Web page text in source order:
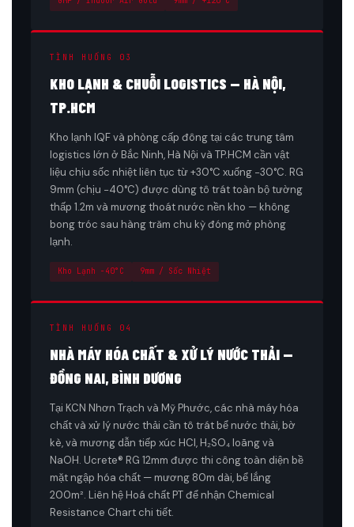
TÌNH HUỐNG 03
KHO LẠNH & CHUỖI LOGISTICS — HÀ NỘI,
TP.HCM
Kho lạnh IQF và phòng cấp đông tại các trung tâm
logistics lớn ở Bắc Ninh, Hà Nội và TP.HCM cần vật
liệu chịu sốc nhiệt liên tục từ +30°C xuống −30°C. RG
9mm (chịu −40°C) được dùng tô trát toàn bộ tường
thấp 1.2m và mương thoát nước nền kho — không
bong tróc sau hàng trăm chu kỳ đóng mở phòng
lạnh.
Kho Lạnh −40°C 9mm / Sốc Nhiệt
TÌNH HUỐNG 04
NHÀ MÁY HÓA CHẤT & XỬ LÝ NƯỚC THẢI —
ĐỒNG NAI, BÌNH DƯƠNG
Tại KCN Nhơn Trạch và Mỹ Phước, các nhà máy hóa
chất và xử lý nước thải cần tô trát bể nước thải, bờ
kè, và mương dẫn tiếp xúc HCl, H₂SO₄ loãng và
NaOH. Ucrete® RG 12mm được thi công toàn diện bề
mặt ngập hóa chất — mương 80m dài, bể lắng
200m². Liên hệ Hoá chất PT để nhận Chemical
Resistance Chart chi tiết.